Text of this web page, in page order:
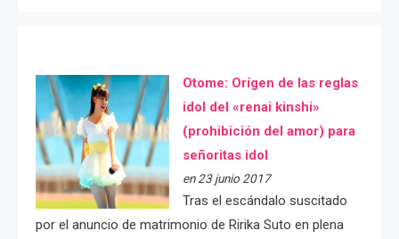
Otome: Orígen de las reglas
idol del «renai kinshi»
(prohibición del amor) para
señoritas idol
en 23 junio 2017
Tras el escándalo suscitado
por el anuncio de matrimonio de Ririka Suto en plena